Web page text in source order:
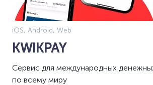
iOS, Android, Web
KWIKPAY
Сервис для международных
по всему миру